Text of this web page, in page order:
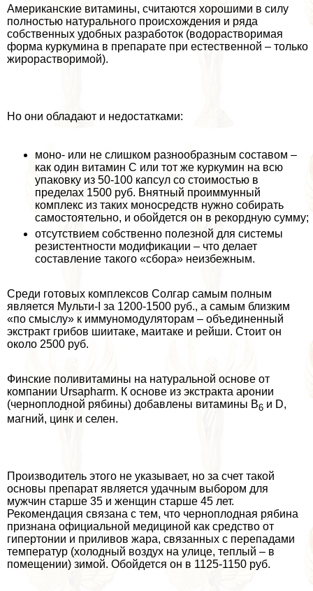
Американские витамины, считаются хорошими в силу
полностью натурального происхождения и ряда
собственных удобных разработок (водорастворимая
форма куркумина в препарате при естественной – только
жирорастворимой).
Но они обладают и недостатками:
моно- или не слишком разнообразным составом –
как один витамин С или тот же куркумин на всю
упаковку из 50-100 капсул со стоимостью в
пределах 1500 руб. Внятный проиммунный
комплекс из таких моносредств нужно собирать
самостоятельно, и обойдется он в рекордную сумму;
отсутствием собственно полезной для системы
резистентности модификации – что делает
составление такого «сбора» неизбежным.
Среди готовых комплексов Солгар самым полным
является Мульти-I за 1200-1500 руб., а самым близким
«по смыслу» к иммуномодуляторам – объединенный
экстpaкт грибов шиитаке, маитаке и рейши. Стоит он
около 2500 руб.
Финские поливитамины на натуральной основе от
компании Ursapharm. К основе из экстpaкта аронии
(черноплодной рябины) добавлены витамины В6 и D,
магний, цинк и селен.
Производитель этого не указывает, но за счет такой
основы препарат является удачным выбором для
мужчин старше 35 и женщин старше 45 лет.
Рекомендация связана с тем, что черноплодная рябина
признана официальной медициной как средство от
гипертонии и приливов жара, связанных с перепадами
температур (холодный воздух на улице, теплый – в
помещении) зимой. Обойдется он в 1125-1150 руб.